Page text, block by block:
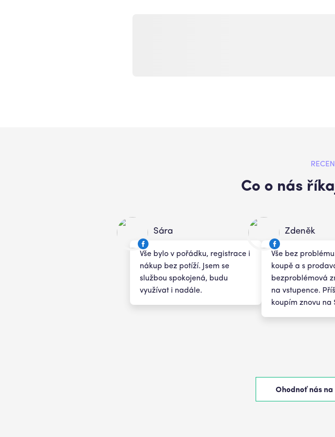
Co o nás
Sára
Vše bylo v pořádku, registrace i
nákup bez potíží. Jsem se
službou spokojená, budu
využívat i nadále.
Zdeněk
Vše bez
koupě a s
bezproblémová
na vstupence.
koupím znovu na
Ohodnoť nás na